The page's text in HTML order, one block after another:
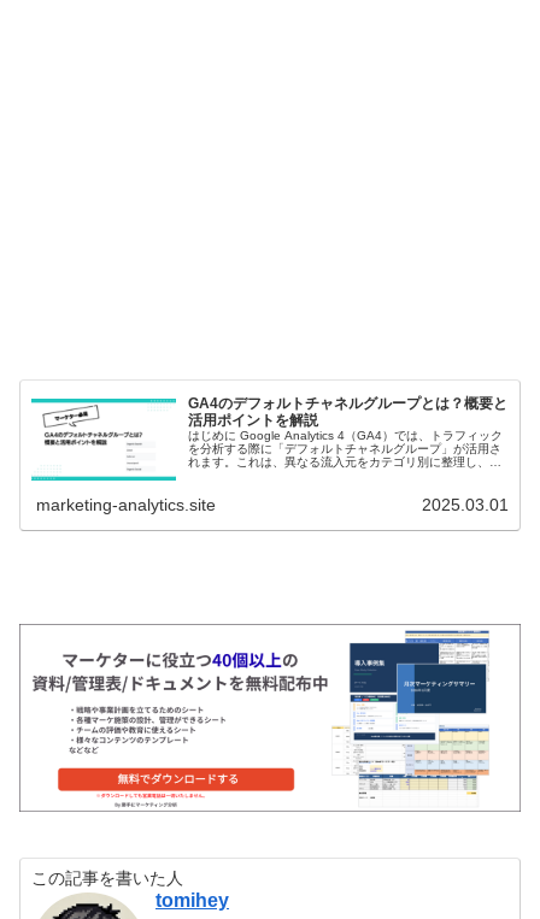
GA4のデフォルトチャネルグループとは？概要と
活用ポイントを解説
はじめに Google Analytics 4（GA4）では、トラフィック
を分析する際に「デフォルトチャネルグループ」が活用さ
れます。これは、異なる流入元をカテゴリ別に整理し、ト
marketing-analytics.site 2025.03.01
この記事を書いた人
tomihey